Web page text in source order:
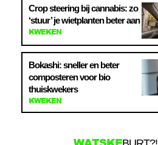
Crop steering bij cannabis: zo
‘stuur’ je wietplanten beter aan
KWEKEN
Bokashi: sneller en beter
composteren voor bio
thuiskwekers
KWEKEN